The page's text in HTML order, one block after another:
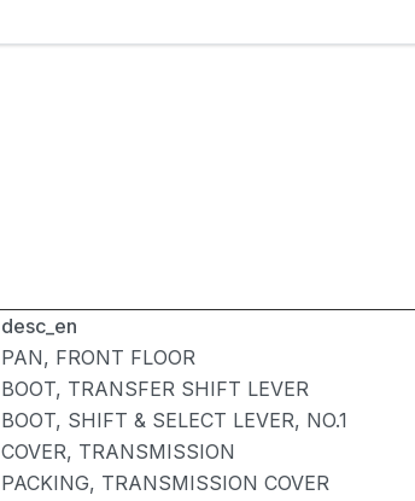
desc_en
PAN, FRONT FLOOR
BOOT, TRANSFER SHIFT LEVER
BOOT, SHIFT & SELECT LEVER, NO.1
COVER, TRANSMISSION
PACKING, TRANSMISSION COVER